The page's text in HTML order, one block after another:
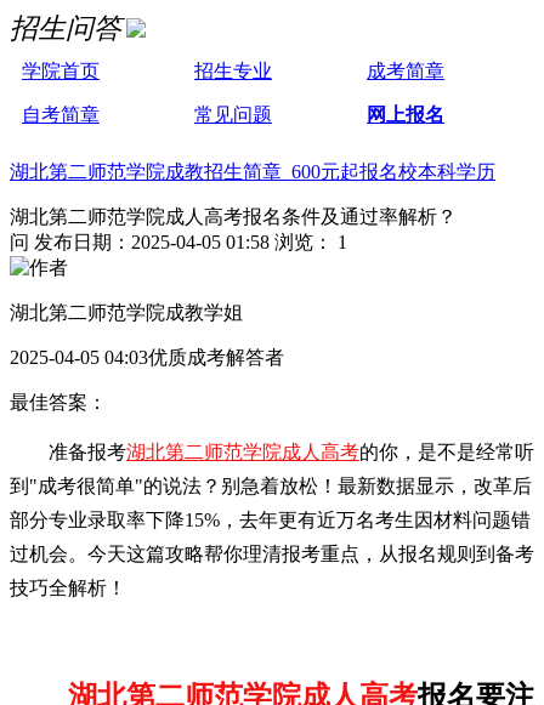
招生问答
学院首页 招生专业 成考简章
自考简章 常见问题 网上报名
湖北第二师范学院成教招生简章 600元起报名校本科学历
湖北第二师范学院成人高考报名条件及通过率解析？
问 发布日期：2025-04-05 01:58 浏览： 1
湖北第二师范学院成教学姐
2025-04-05 04:03优质成考解答者
最佳答案：
准备报考湖北第二师范学院成人高考的你，是不是经常听
到"成考很简单"的说法？别急着放松！最新数据显示，改革后
部分专业录取率下降15%，去年更有近万名考生因材料问题错
过机会。今天这篇攻略帮你理清报考重点，从报名规则到备考
技巧全解析！
湖北第二师范学院成人高考报名要注